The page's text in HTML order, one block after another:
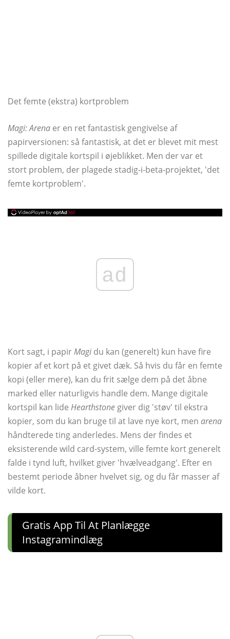
Det femte (ekstra) kortproblem
Magi: Arena er en ret fantastisk gengivelse af
papirversionen: så fantastisk, at det er blevet mit mest
spillede digitale kortspil i øjeblikket. Men der var et
stort problem, der plagede stadig-i-beta-projektet, 'det
femte kortproblem'.
ad
Kort sagt, i papirMagi du kan (generelt) kun have fire
kopier af et kort på et givet dæk. Så hvis du får en femte
kopi (eller mere), kan du frit sælge dem på det åbne
marked eller naturligvis handle dem. Mange digitale
kortspil kan lide Hearthstone giver dig 'støv' til ekstra
kopier, som du kan bruge til at lave nye kort, men arena
håndterede ting anderledes. Mens der findes et
eksisterende wild card-system, ville femte kort generelt
falde i tynd luft, hvilket giver 'hvælveadgang'. Efter en
bestemt periode åbner hvelvet sig, og du får masser af
vilde kort.
Gratis App Til At Planlægge
Instagramindlæg